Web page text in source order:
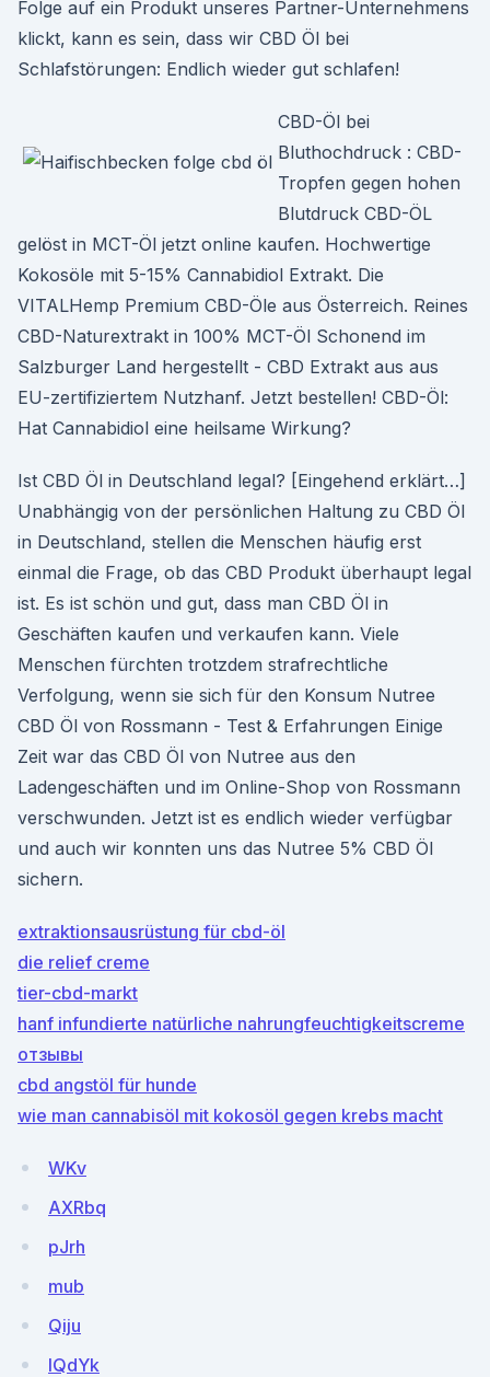
Folge auf ein Produkt unseres Partner-Unternehmens
klickt, kann es sein, dass wir CBD Öl bei
Schlafstörungen: Endlich wieder gut schlafen!
CBD-Öl bei
Bluthochdruck : CBD-
Tropfen gegen hohen
Blutdruck CBD-ÖL
gelöst in MCT-Öl jetzt online kaufen. Hochwertige
Kokosöle mit 5-15% Cannabidiol Extrakt. Die
VITALHemp Premium CBD-Öle aus Österreich. Reines
CBD-Naturextrakt in 100% MCT-Öl Schonend im
Salzburger Land hergestellt - CBD Extrakt aus aus
EU-zertifiziertem Nutzhanf. Jetzt bestellen! CBD-Öl:
Hat Cannabidiol eine heilsame Wirkung?
Ist CBD Öl in Deutschland legal? [Eingehend erklärt…]
Unabhängig von der persönlichen Haltung zu CBD Öl
in Deutschland, stellen die Menschen häufig erst
einmal die Frage, ob das CBD Produkt überhaupt legal
ist. Es ist schön und gut, dass man CBD Öl in
Geschäften kaufen und verkaufen kann. Viele
Menschen fürchten trotzdem strafrechtliche
Verfolgung, wenn sie sich für den Konsum Nutree
CBD Öl von Rossmann - Test & Erfahrungen Einige
Zeit war das CBD Öl von Nutree aus den
Ladengeschäften und im Online-Shop von Rossmann
verschwunden. Jetzt ist es endlich wieder verfügbar
und auch wir konnten uns das Nutree 5% CBD Öl
sichern.
extraktionsausrüstung für cbd-öl
die relief creme
tier-cbd-markt
hanf infundierte natürliche nahrungfeuchtigkeitscreme
отзывы
cbd angstöl für hunde
wie man cannabisöl mit kokosöl gegen krebs macht
WKv
AXRbq
pJrh
mub
Qiju
lQdYk